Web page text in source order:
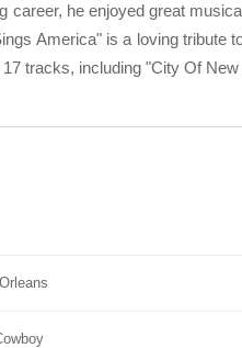
career, he enjoyed great
America" is a loving tribute
tracks, including "City Of